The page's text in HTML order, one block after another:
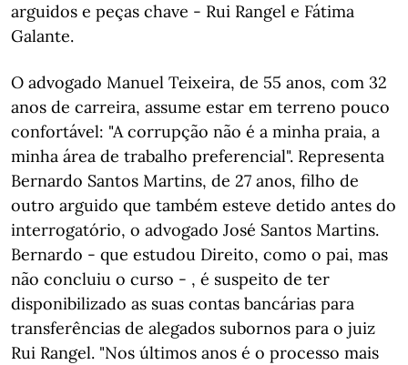
arguidos e peças chave - Rui Rangel e Fátima
Galante.
O advogado Manuel Teixeira, de 55 anos, com 32
anos de carreira, assume estar em terreno pouco
confortável: "A corrupção não é a minha praia, a
minha área de trabalho preferencial". Representa
Bernardo Santos Martins, de 27 anos, filho de
outro arguido que também esteve detido antes do
interrogatório, o advogado José Santos Martins.
Bernardo - que estudou Direito, como o pai, mas
não concluiu o curso - , é suspeito de ter
disponibilizado as suas contas bancárias para
transferências de alegados subornos para o juiz
Rui Rangel. "Nos últimos anos é o processo mais